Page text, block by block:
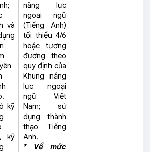
và
kỹ
kỹ
năng lực
ngoại ngữ
(Tiếng Anh)
tối thiểu 4/6
hoặc tương
đương theo
quy định của
Khung năng
lực ngoại
ngữ Việt
Nam; sử
dụng thành
thạo Tiếng
Anh.
* Về mức